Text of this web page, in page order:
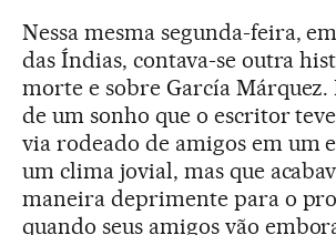
Nessa mesma segunda-feira,
das Índias, contava-se outra
morte e sobre García
de um sonho que o escritor
via rodeado de amigos em um
um clima jovial, mas que
maneira deprimente para o
quando seus amigos vão